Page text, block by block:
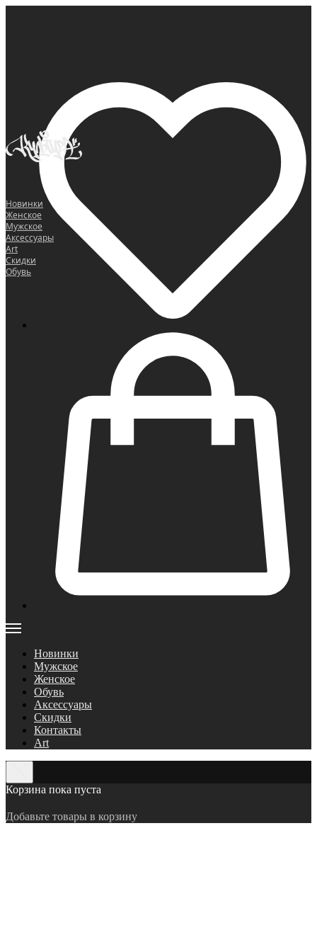
0
Новинки
Женское
Мужское
Аксессуары
Art
Скидки
Обувь
Новинки
Мужское
Женское
Обувь
Аксессуары
Скидки
Контакты
Art
Корзина пока пуста
Добавьте товары в корзину